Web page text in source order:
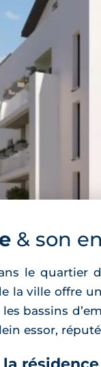
& son
le quartier
la ville offre
bassins
essor,